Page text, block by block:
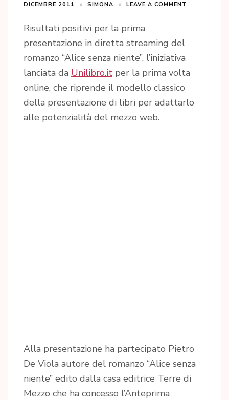
DICEMBRE 2011 SIMONA LEAVE A COMMENT
Risultati positivi per la prima
presentazione in diretta streaming del
romanzo “Alice senza niente”, l’iniziativa
lanciata da Unilibro.it per la prima volta
online, che riprende il modello classico
della presentazione di libri per adattarlo
alle potenzialità del mezzo web.
Alla presentazione ha partecipato Pietro
De Viola autore del romanzo “Alice senza
niente” edito dalla casa editrice Terre di
Mezzo che ha concesso l’Anteprima